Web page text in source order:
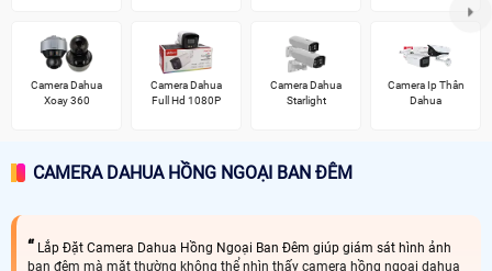
Camera Dahua
Xoay 360
Camera Dahua
Full Hd 1080P
Camera Dahua
Starlight
Camera Ip Thân
Dahua
CAMERA DAHUA HỒNG NGOẠI BAN ĐÊM
Lắp Đặt Camera Dahua Hồng Ngoại Ban Đêm giúp giám sát hình ảnh
ban đêm mà măt thường không thể nhìn thấy camera hồng ngoại dahua